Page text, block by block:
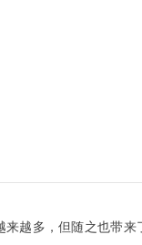
越多，但随之也带来